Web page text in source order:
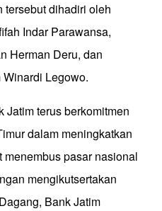
tersebut dihadiri oleh
Indar Parawansa,
Herman Deru, dan
Legowo.
Jatim terus berkomitmen
dalam meningkatkan
pasar nasional
mengikutsertakan
Bank Jatim